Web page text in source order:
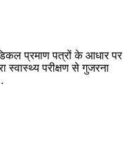
प्रमाण पत्रों के आधार पर
स्वास्थ्य परीक्षण से गुजरना